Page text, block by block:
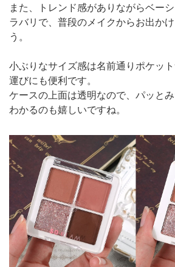
また、トレンド感がありながらベー
ラバリで、普段のメイクからお出か
う。
小ぶりなサイズ感は名前通りポケッ
運びにも便利です。
ケースの上面は透明なので、パッと
わかるのも嬉しいですね。